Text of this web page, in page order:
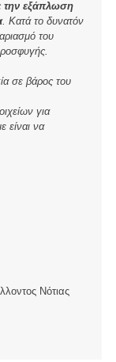
την εξάπλωση
. Κατά το δυνατόν
του
σε βάρος του
για
είναι να
Νότιας